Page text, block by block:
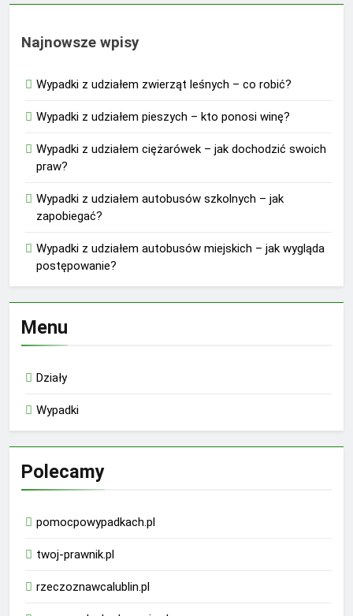
Najnowsze wpisy
Wypadki z udziałem zwierząt leśnych – co robić?
Wypadki z udziałem pieszych – kto ponosi winę?
Wypadki z udziałem ciężarówek – jak dochodzić swoich
praw?
Wypadki z udziałem autobusów szkolnych – jak
zapobiegać?
Wypadki z udziałem autobusów miejskich – jak wygląda
postępowanie?
Menu
Działy
Wypadki
Polecamy
pomocpowypadkach.pl
twoj-prawnik.pl
rzeczoznawcalublin.pl